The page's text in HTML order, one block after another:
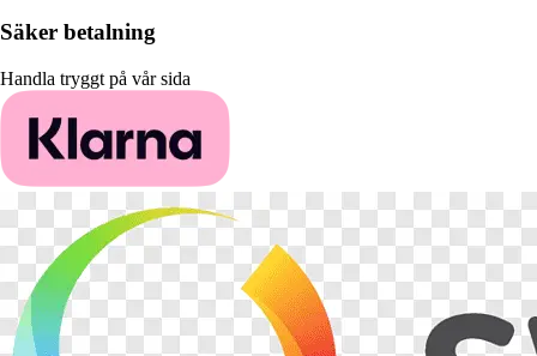
Säker betalning
Handla tryggt på vår sida